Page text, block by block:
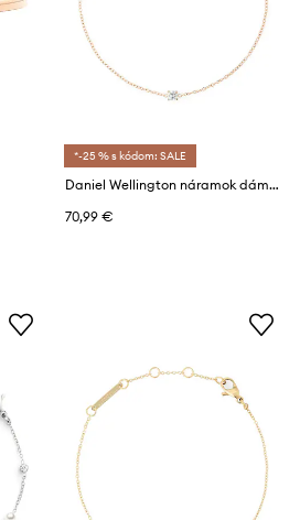
*-25 % s kódom: SALE
Daniel Wellington náramok dámsky z nehrdzavejúcej ocele so zirkónom
70,99 €